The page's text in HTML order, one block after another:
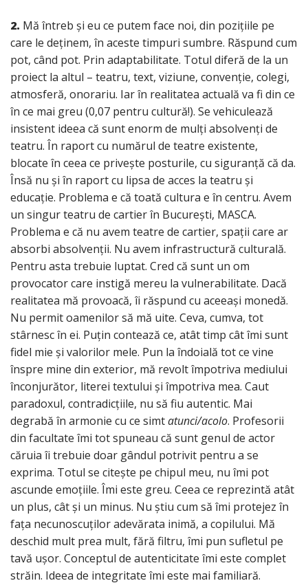
2. Mă întreb și eu ce putem face noi, din pozițiile pe
care le deținem, în aceste timpuri sumbre. Răspund cum
pot, când pot. Prin adaptabilitate. Totul diferă de la un
proiect la altul – teatru, text, viziune, convenție, colegi,
atmosferă, onorariu. Iar în realitatea actuală va fi din ce
în ce mai greu (0,07 pentru cultură!). Se vehiculează
insistent ideea că sunt enorm de mulți absolvenți de
teatru. În raport cu numărul de teatre existente,
blocate în ceea ce privește posturile, cu siguranță că da.
Însă nu și în raport cu lipsa de acces la teatru și
educație. Problema e că toată cultura e în centru. Avem
un singur teatru de cartier în București, MASCA.
Problema e că nu avem teatre de cartier, spații care ar
absorbi absolvenții. Nu avem infrastructură culturală.
Pentru asta trebuie luptat. Cred că sunt un om
provocator care instigă mereu la vulnerabilitate. Dacă
realitatea mă provoacă, îi răspund cu aceeași monedă.
Nu permit oamenilor să mă uite. Ceva, cumva, tot
stârnesc în ei. Puțin contează ce, atât timp cât îmi sunt
fidel mie și valorilor mele. Pun la îndoială tot ce vine
înspre mine din exterior, mă revolt împotriva mediului
înconjurător, literei textului și împotriva mea. Caut
paradoxul, contradicțiile, nu să fiu autentic. Mai
degrabă în armonie cu ce simtatunci/acolo. Profesorii
din facultate îmi tot spuneau că sunt genul de actor
căruia îi trebuie doar gândul potrivit pentru a se
exprima. Totul se citește pe chipul meu, nu îmi pot
ascunde emoțiile. Îmi este greu. Ceea ce reprezintă atât
un plus, cât și un minus. Nu știu cum să îmi protejez în
fața necunoscuților adevărata inimă, a copilului. Mă
deschid mult prea mult, fără filtru, îmi pun sufletul pe
tavă ușor. Conceptul de autenticitate îmi este complet
străin. Ideea de integritate îmi este mai familiară.